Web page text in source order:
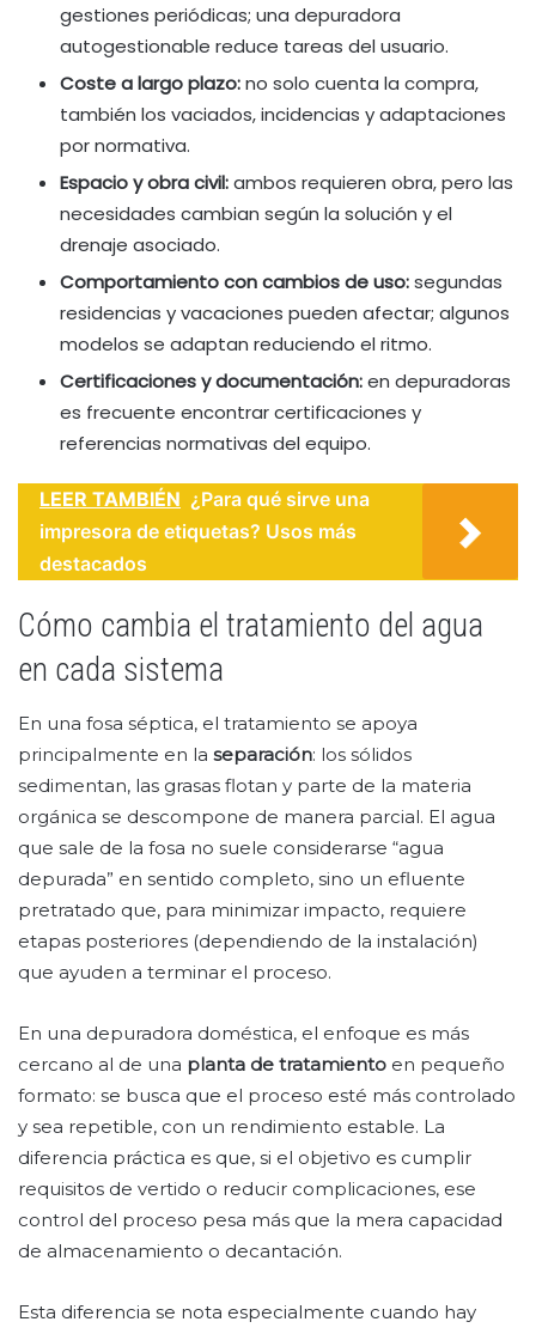
gestiones periódicas; una depuradora
autogestionable reduce tareas del usuario.
Coste a largo plazo:no solo cuenta la compra,
también los vaciados, incidencias y adaptaciones
por normativa.
Espacio y obra civil:ambos requieren obra, pero las
necesidades cambian según la solución y el
drenaje asociado.
Comportamiento con cambios de uso:segundas
residencias y vacaciones pueden afectar; algunos
modelos se adaptan reduciendo el ritmo.
Certificaciones y documentación:en depuradoras
es frecuente encontrar certificaciones y
referencias normativas del equipo.
LEER TAMBIÉN ¿Para qué sirve una
impresora de etiquetas? Usos más
destacados
Cómo cambia el tratamiento del agua
en cada sistema
En una fosa séptica, el tratamiento se apoya
principalmente en la separación: los sólidos
sedimentan, las grasas flotan y parte de la materia
orgánica se descompone de manera parcial. El agua
que sale de la fosa no suele considerarse “agua
depurada” en sentido completo, sino un efluente
pretratado que, para minimizar impacto, requiere
etapas posteriores (dependiendo de la instalación)
que ayuden a terminar el proceso.
En una depuradora doméstica, el enfoque es más
cercano al de una planta de tratamiento en pequeño
formato: se busca que el proceso esté más controlado
y sea repetible, con un rendimiento estable. La
diferencia práctica es que, si el objetivo es cumplir
requisitos de vertido o reducir complicaciones, ese
control del proceso pesa más que la mera capacidad
de almacenamiento o decantación.
Esta diferencia se nota especialmente cuando hay